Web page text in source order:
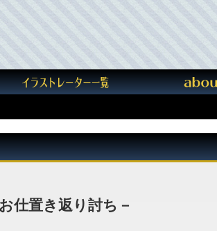
仕置き返り討ち－